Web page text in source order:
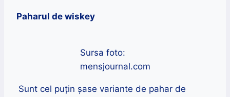
Paharul de wiskey
Sursa foto:
mensjournal.com
Sunt cel puțin șase variante de pahar de